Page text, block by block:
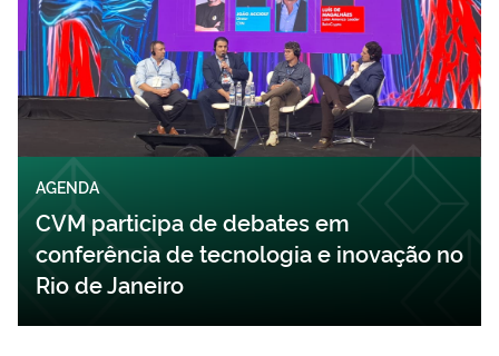
AGENDA
CVM participa de debates em
conferência de tecnologia e inovação no
Rio de Janeiro